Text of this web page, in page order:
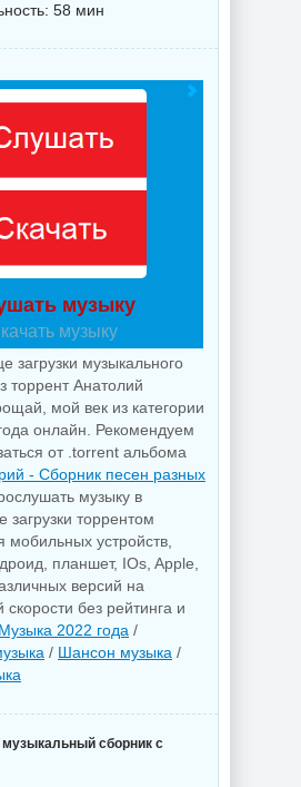
58 мин
музыку
музыку
загрузки музыкального
торрент Анатолий
мой век из категории
онлайн. Рекомендуем
от .torrent альбома
- Сборник песен разных
музыку в
загрузки торрентом
мобильных устройств,
планшет, IOs, Apple,
версий на
без рейтинга и
Музыка 2022 года /
/ Шансон музыка /
музыкальный сборник с